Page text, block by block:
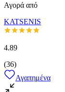
Αγορά από
KATSENIS
4.89
(36)
Αγαπημένα